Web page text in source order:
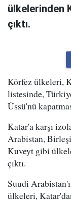
ülkelerinden
çıktı.
Körfez ülkeleri,
listesinde,
Üssü'nü
Katar'a karşı
Arabistan,
Kuveyt gibi
çıktı.
Suudi
ülkeleri,